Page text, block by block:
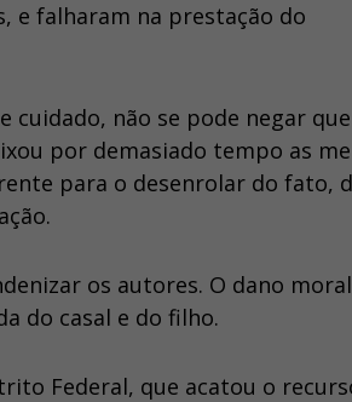
e falharam na prestação do
cuidado, não se pode negar
por demasiado tempo as
para o desenrolar do fato,
os autores. O dano
do casal e do filho.
Federal, que acatou o